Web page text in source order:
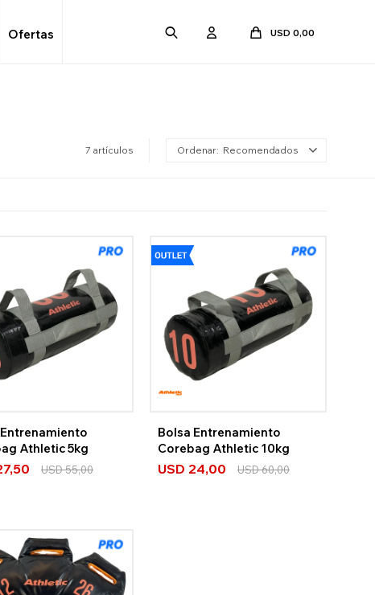
Ofertas USD 0,00
7 artículos Recomendados
Athletic 5kg
USD55,00
Bolsa Entrenamiento
Corebag Athletic 10kg
USD 24,00 USD60,00